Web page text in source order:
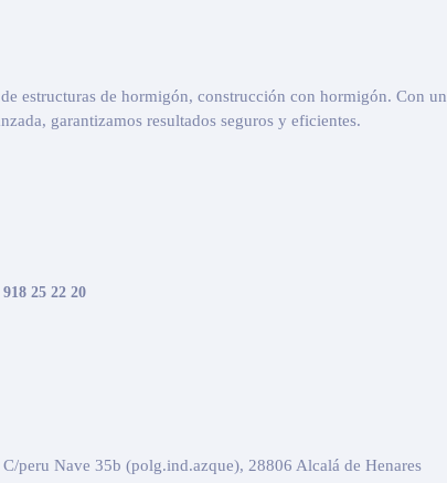
estructuras de hormigón, construcción con hormigón. Con un
garantizamos resultados seguros y eficientes.
918 25 22 20
C/peru Nave 35b (polg.ind.azque), 28806 Alcalá de Henares